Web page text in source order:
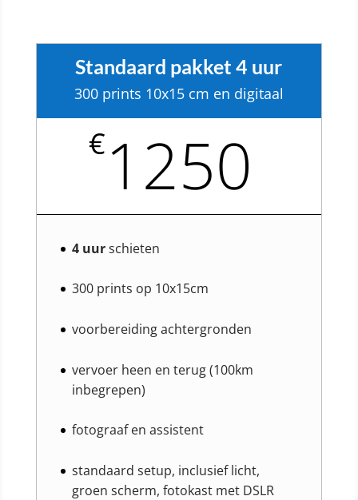
Standaard pakket 4 uur
300 prints 10x15 cm en digitaal
€1250
4 uurschieten
300 prints op 10x15cm
voorbereiding achtergronden
vervoer heen en terug (100km
inbegrepen)
fotograaf en assistent
standaard setup, inclusief licht,
groen scherm, fotokast met DSLR